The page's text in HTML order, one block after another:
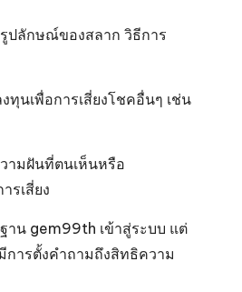
ปลักษณ์ของสลาก วิธีการ
ทุนเพื่อการเสี่ยงโชคอื่นๆ เช่น
ามฝันที่ตนเห็นหรือ
รเสี่ยง
าน gem99th เข้าสู่ระบบ แต่
ารตั้งคำถามถึงสิทธิความ